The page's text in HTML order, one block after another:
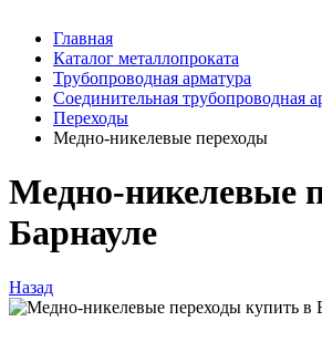
Главная
Каталог металлопроката
Трубопроводная арматура
Соединительная трубопроводная
Переходы
Медно-никелевые переходы
Медно-никелевые
Барнауле
Назад